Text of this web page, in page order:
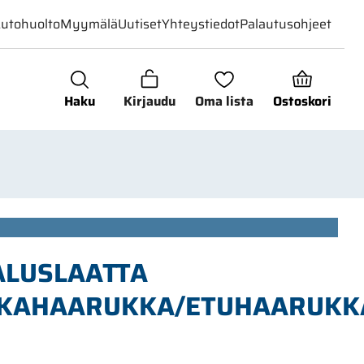
Haku Kirjaudu Oma lista Ostoskori
MyymäläUutisetYhteystiedotPalautusohjeet